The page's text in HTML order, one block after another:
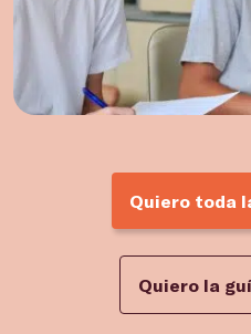
Quiero toda
Quiero la